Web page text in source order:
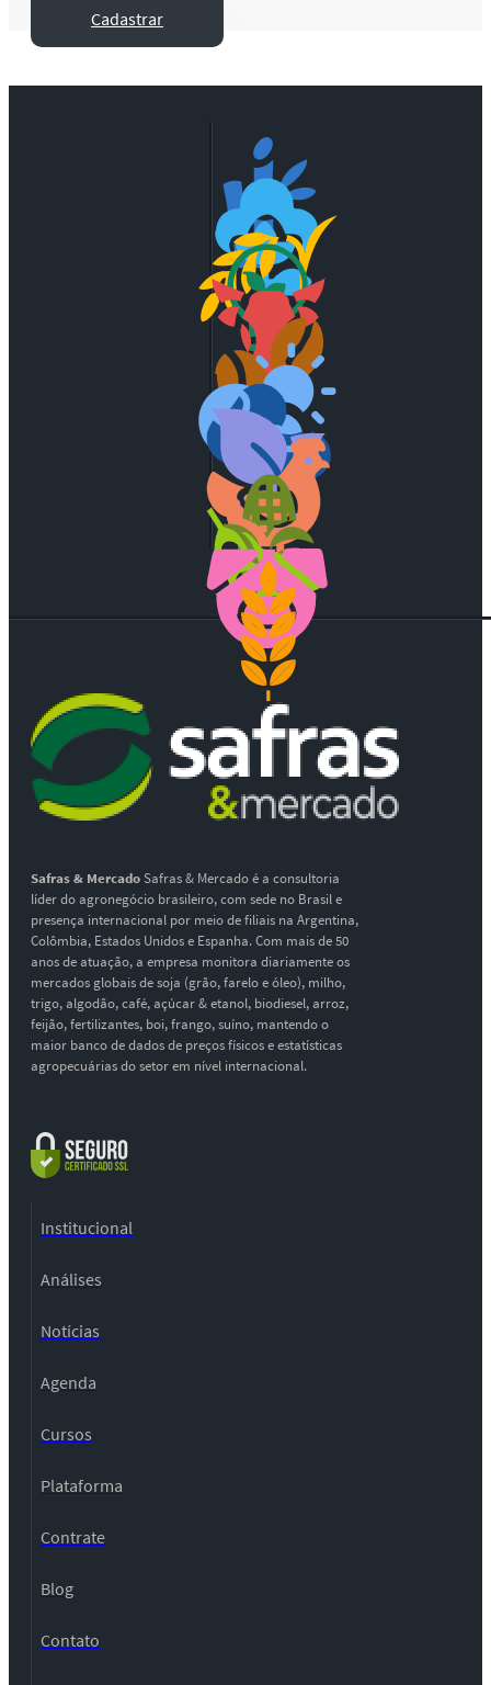
Cadastrar
Safras & MercadoSafras & Mercado é a consultoria
líder do agronegócio brasileiro, com sede no Brasil e
presença internacional por meio de filiais na Argentina,
Colômbia, Estados Unidos e Espanha. Com mais de 50
anos de atuação, a empresa monitora diariamente os
mercados globais de soja (grão, farelo e óleo), milho,
trigo, algodão, café, açúcar & etanol, biodiesel, arroz,
feijão, fertilizantes, boi, frango, suíno, mantendo o
maior banco de dados de preços físicos e estatísticas
agropecuárias do setor em nível internacional.
Institucional
Análises
Notícias
Agenda
Cursos
Plataforma
Contrate
Blog
Contato